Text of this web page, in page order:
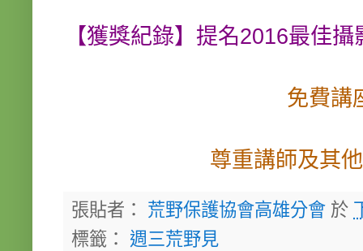
【獲獎紀錄】提名2016最佳
免費講
尊重講師及其
張貼者： 荒野保護協會高雄分會 於
標籤： 週三荒野見